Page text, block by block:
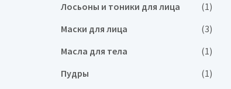
Лосьоны и тоники для лица (1)
Маски для лица (3)
Масла для тела (1)
Пудры (1)